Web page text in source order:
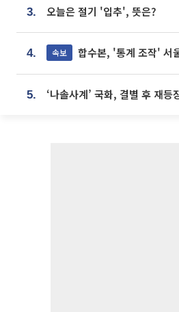
3. 오늘은 절기 '입추', 뜻은?
4. 속보 합수본, '통계 조작' 서울·경기·충
5.